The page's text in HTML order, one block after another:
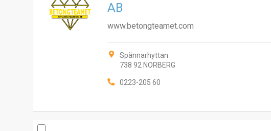
AB
www.betongteamet.com
Spännarhyttan
738 92 NORBERG
0223-205 60